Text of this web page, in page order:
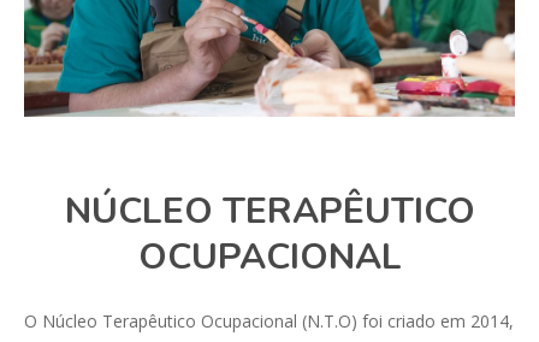
NÚCLEO TERAPÊUTICO
OCUPACIONAL
O Núcleo Terapêutico Ocupacional (N.T.O) foi criado em 2014,